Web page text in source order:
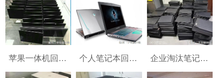
苹果一体机回收案例 个人笔记本回收案例 企业淘汰笔记本回收案例